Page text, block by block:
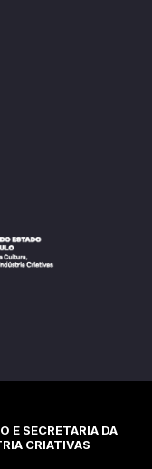
E SECRETARIA DA
CRIATIVAS